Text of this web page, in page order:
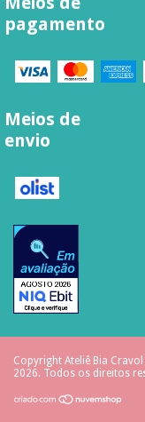
pagamento
Meios de
envio
Copyright Ateliê Bia
2026. Todos os direitos